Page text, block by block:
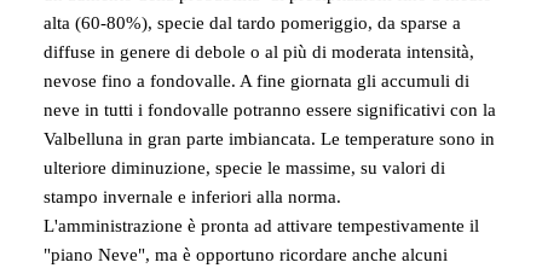
alta (60-80%), specie dal tardo pomeriggio, da sparse a
diffuse in genere di debole o al più di moderata intensità,
nevose fino a fondovalle. A fine giornata gli accumuli di
neve in tutti i fondovalle potranno essere significativi con la
Valbelluna in gran parte imbiancata. Le temperature sono in
ulteriore diminuzione, specie le massime, su valori di
stampo invernale e inferiori alla norma.
L'amministrazione è pronta ad attivare tempestivamente il
"piano Neve", ma è opportuno ricordare anche alcuni